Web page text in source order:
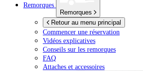
Remorques
Remorques
Retour au menu principal
Commencer une réservation
Vidéos explicatives
Conseils sur les remorques
FAQ
Attaches et accessoires